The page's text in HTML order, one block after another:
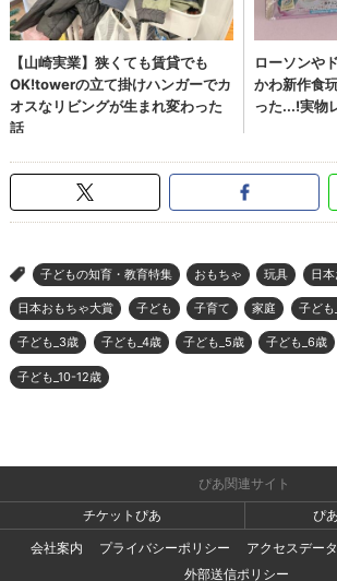
> 子どもの知育・教育特集 おもちゃ 玩具 日
日本おもちゃ大賞 子ども 子育て 家庭 子ども
子ども_3歳 子ども_4歳 子ども_5歳 子ども_6歳
子ども_10-12歳
ぴあ関連サイト
チケットぴあ
ぴ
会社案内
プライバシーポリシー
アクセスデー
外部送信ポリシー